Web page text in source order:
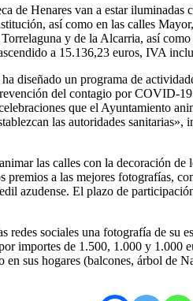
de Henares van a estar
así como en las calles
y de la Alcarria, así
a 15.136,23 euros, IVA
diseñado un programa de
del contagio por COVID-
que el Ayuntamiento
las autoridades sanitarias»,
las calles con la decoración
a las mejores fotografías,
azudense. El plazo de
redes sociales una fotografía de
importes de 1.500, 1.000 y
sus hogares (balcones, árbol